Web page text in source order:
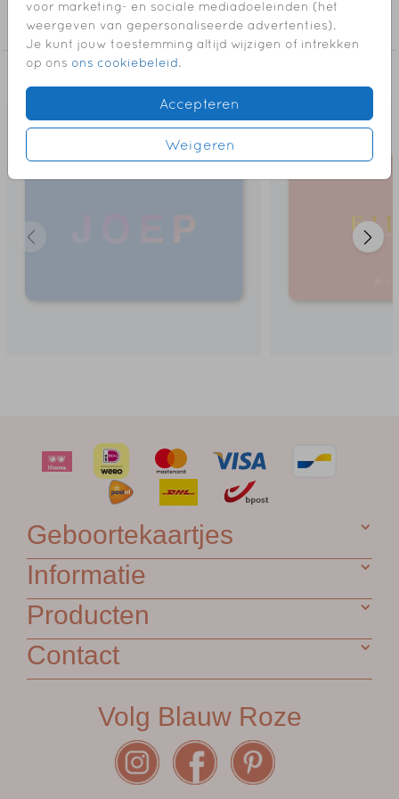
voor marketing- en sociale mediadoeleinden (het
weergeven van gepersonaliseerde advertenties).
Je kunt jouw toestemming altijd wijzigen of intrekken
op ons ons cookiebeleid.
Accepteren
Weigeren
Veel plezier met het ontwerpen!
werkdagen voor 18.00 uur besteld is de volgende
werkdag gedrukt en verzonden.
// FINOU
Meisje
Dit vind je misschien ook leuk
Geboortekaartjes
Informatie
Producten
Contact
Volg Blauw Roze